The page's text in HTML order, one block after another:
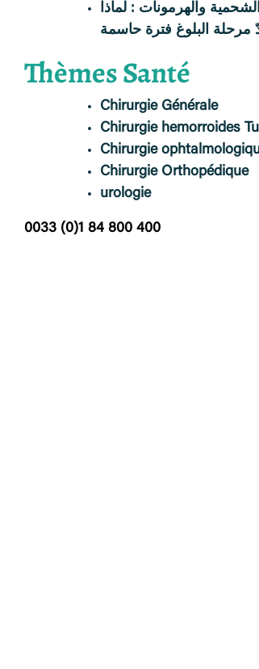
والهرمونات : لماذا
مرحلة البلوغ فترة حاسمة
Thèmes Santé
Chirurgie Générale
Chirurgie hemorroides
Chirurgie
Chirurgie Orthopédique
urologie
0033 (0)1 84 800 400